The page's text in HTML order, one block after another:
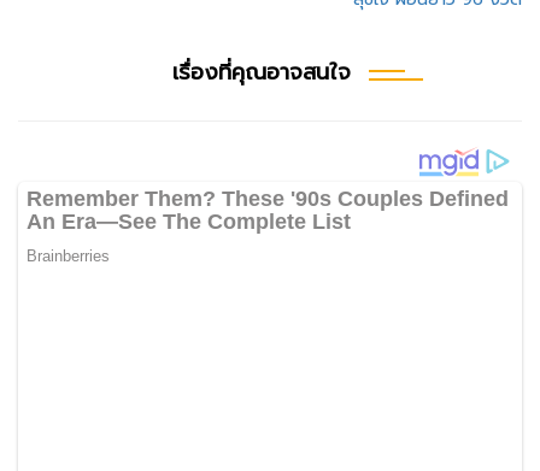
เรื่องที่คุณอาจสนใจ